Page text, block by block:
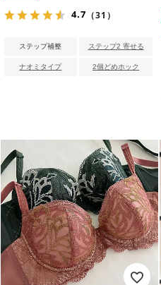
4.7 （31）
ステップ補整 ステップ2 寄せる
ナオミタイプ 2個どめホック